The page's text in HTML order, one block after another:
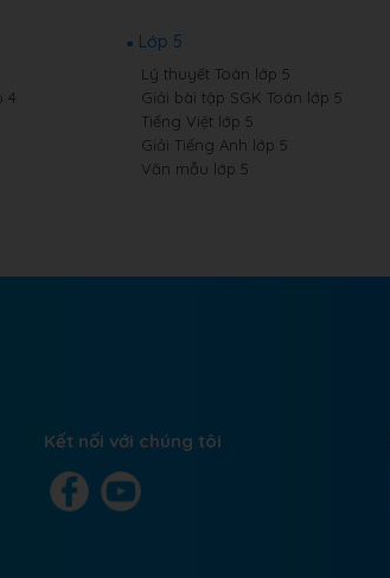
4
Lớp 5
Lý thuyết Toán lớp 5
Giải bài tập SGK Toán lớp 5
Tiếng Việt lớp 5
Giải Tiếng Anh lớp 5
Văn mẫu lớp 5
Kết nối với chúng tôi